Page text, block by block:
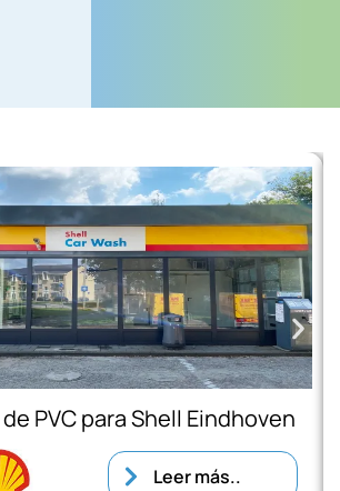
PVC para Shell Eindhoven
Leer más..